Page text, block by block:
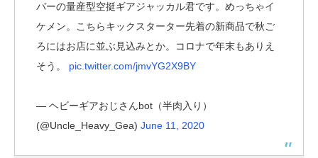
バーの量産型空挺ギアジャッカル君です。めっちゃイ
ケメン。こちらキックスターター先着の新商品で秋ご
ろにはお店に並ぶ見込みとか。コロナで年末もありえ
そう。 pic.twitter.com/jmvYG2X9BY
— ヘビーギアおじさんbot（半肉入り）
(@Uncle_Heavy_Gea) June 11, 2020